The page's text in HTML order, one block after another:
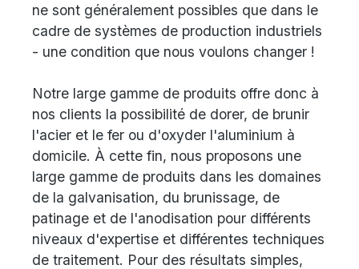
ne sont généralement possibles que dans le
cadre de systèmes de production industriels
- une condition que nous voulons changer !
Notre large gamme de produits offre donc à
nos clients la possibilité de dorer, de brunir
l'acier et le fer ou d'oxyder l'aluminium à
domicile. À cette fin, nous proposons une
large gamme de produits dans les domaines
de la galvanisation, du brunissage, de
patinage et de l'anodisation pour différents
niveaux d'expertise et différentes techniques
de traitement. Pour des résultats simples,